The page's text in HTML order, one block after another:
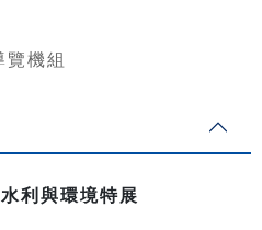
覽機組
利與環境特展